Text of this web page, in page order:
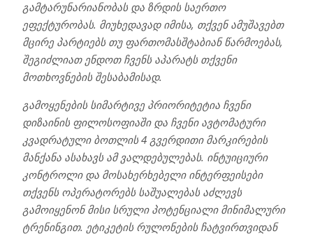
გამტარუნარიანობას და ზრდის საერთო
ეფექტურობას. მიუხედავად იმისა, თქვენ ამუშავებთ
მცირე პარტიებს თუ ფართომასშტაბიან წარმოებას,
შეგიძლიათ ენდოთ ჩვენს აპარატს თქვენი
მოთხოვნების შესაბამისად.
გამოყენების სიმარტივე პრიორიტეტია ჩვენი
დიზაინის ფილოსოფიაში და ჩვენი ავტომატური
კვადრატული ბოთლის 4 გვერდითი მარკირების
მანქანა ასახავს ამ ვალდებულებას. ინტუიციური
კონტროლი და მოსახერხებელი ინტერფეისები
თქვენს ოპერატორებს საშუალებას აძლევს
გამოიყენონ მისი სრული პოტენციალი მინიმალური
ტრენინგით. ეტიკეტის რულონების ჩატვირთვიდან